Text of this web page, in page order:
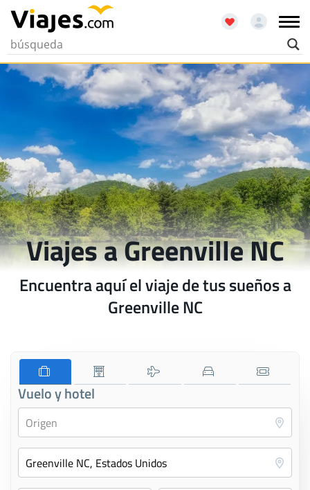
Viajes a Greenville NC
Encuentra aquí el viaje de tus sueños a
Greenville NC
Vuelo y hotel